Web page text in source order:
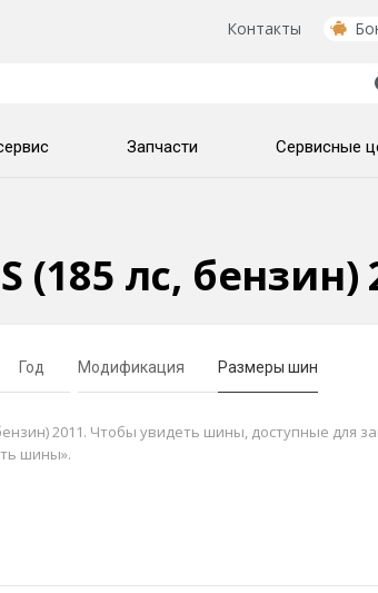
Контакты
Запчасти Сервисные
(185 лс,
Год Модификация Размеры шин
2011. Чтобы увидеть шины, доступные для
шины».